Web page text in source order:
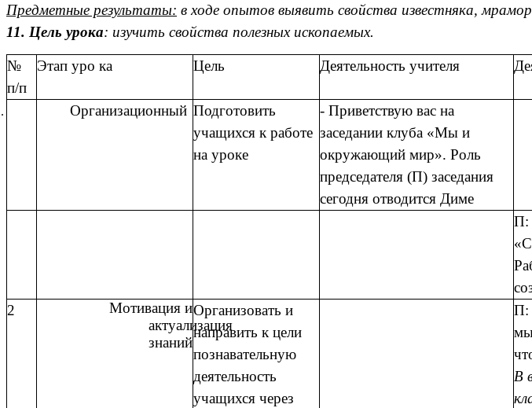
Предметные результаты: в ходе опытов выявить свойства известняка,
11. Цель урока: изучить свойства полезных ископаемых.
№
п/п
Этап уро ка Цель Деятельность учителя
Организационный Подготовить
учащихся к работе
на уроке
- Приветствую вас на
заседании клуба «Мы и
окружающий мир». Роль
председателя (П) заседания
сегодня отводится Диме
П:
2
Мотивация и
актуализация
знаний
Организовать и
направить к цели
познавательную
деятельность
учащихся через
П:
В